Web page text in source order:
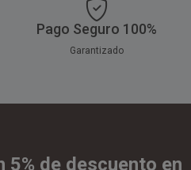
Pago Seguro 100%
Garantizado
5% de descuento en